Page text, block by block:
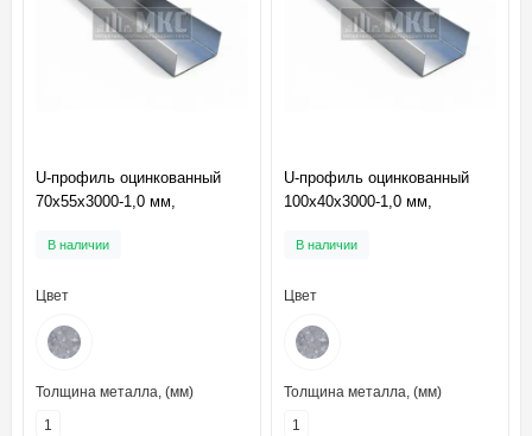
U-профиль оцинкованный
70x55x3000-1,0 мм,
В наличии
Цвет
Толщина металла, (мм)
1
U-профиль оцинкованный
100x40x3000-1,0 мм,
В наличии
Цвет
Толщина металла, (мм)
1